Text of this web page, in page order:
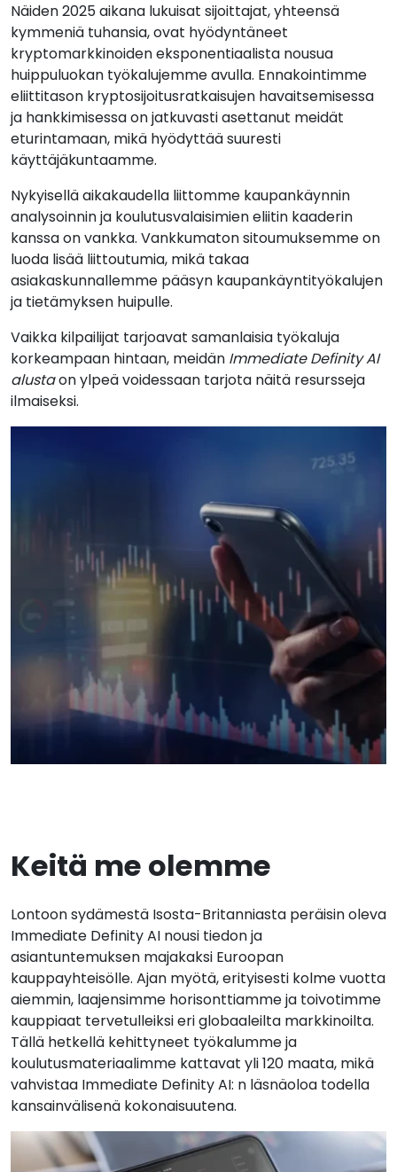
Näiden 2025 aikana lukuisat sijoittajat, yhteensä
kymmeniä tuhansia, ovat hyödyntäneet
kryptomarkkinoiden eksponentiaalista nousua
huippuluokan työkalujemme avulla. Ennakointimme
eliittitason kryptosijoitusratkaisujen havaitsemisessa
ja hankkimisessa on jatkuvasti asettanut meidät
eturintamaan, mikä hyödyttää suuresti
käyttäjäkuntaamme.
Nykyisellä aikakaudella liittomme kaupankäynnin
analysoinnin ja koulutusvalaisimien eliitin kaaderin
kanssa on vankka. Vankkumaton sitoumuksemme on
luoda lisää liittoutumia, mikä takaa
asiakaskunnallemme pääsyn kaupankäyntityökalujen
ja tietämyksen huipulle.
Vaikka kilpailijat tarjoavat samanlaisia työkaluja
korkeampaan hintaan, meidän Immediate Definity AI
alustaon ylpeä voidessaan tarjota näitä resursseja
ilmaiseksi.
Keitä me olemme
Lontoon sydämestä Isosta-Britanniasta peräisin oleva
Immediate Definity AI nousi tiedon ja
asiantuntemuksen majakaksi Euroopan
kauppayhteisölle. Ajan myötä, erityisesti kolme vuotta
aiemmin, laajensimme horisonttiamme ja toivotimme
kauppiaat tervetulleiksi eri globaaleilta markkinoilta.
Tällä hetkellä kehittyneet työkalumme ja
koulutusmateriaalimme kattavat yli 120 maata, mikä
vahvistaa Immediate Definity AI: n läsnäoloa todella
kansainvälisenä kokonaisuutena.